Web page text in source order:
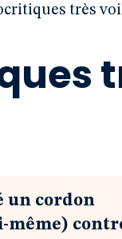
très
un cordon
même)